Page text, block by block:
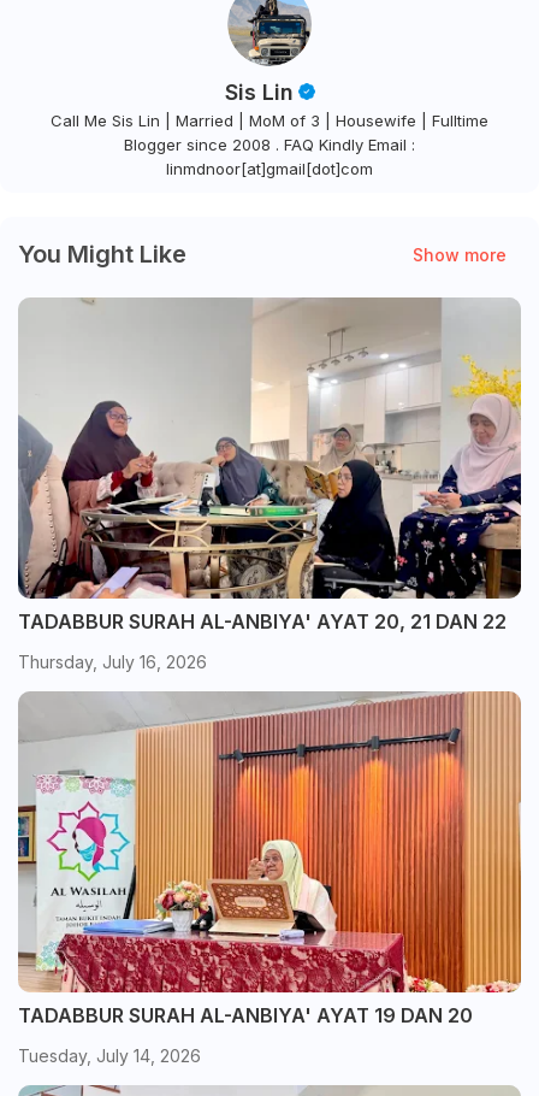
Sis Lin
Call Me Sis Lin | Married | MoM of 3 | Housewife | Fulltime
Blogger since 2008 . FAQ Kindly Email :
linmdnoor[at]gmail[dot]com
You Might Like Show more
TADABBUR SURAH AL-ANBIYA' AYAT 20, 21 DAN 22
Thursday, July 16, 2026
TADABBUR SURAH AL-ANBIYA' AYAT 19 DAN 20
Tuesday, July 14, 2026